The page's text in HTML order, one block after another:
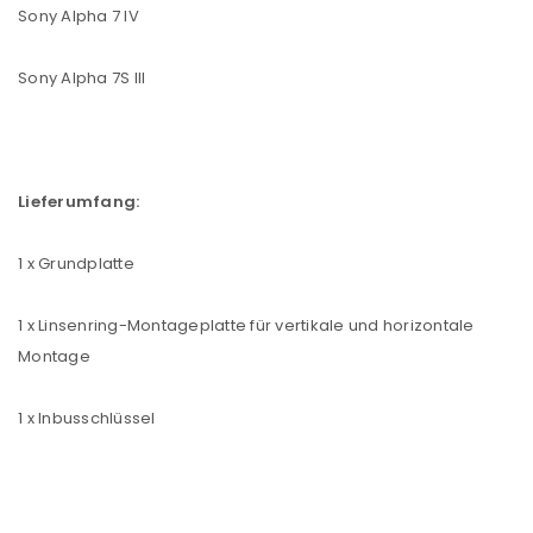
Anmeldeformular geschützt durch
Sony Alpha 7 IV
Sony Alpha 7S III
Lieferumfang:
1 x Grundplatte
1 x Linsenring-Montageplatte für vertikale und horizontale
Montage
1 x Inbusschlüssel